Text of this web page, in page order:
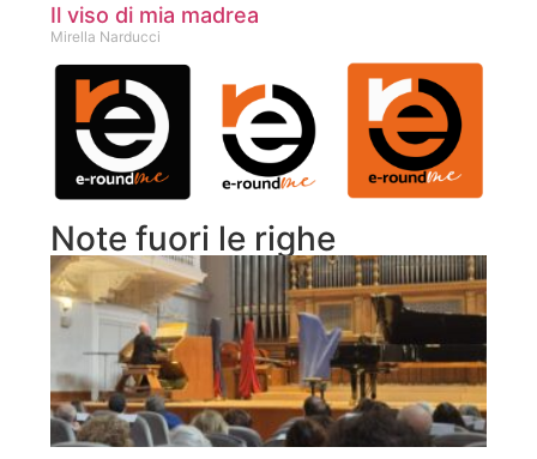
Il viso di mia madrea
Mirella Narducci
Note fuori le righe